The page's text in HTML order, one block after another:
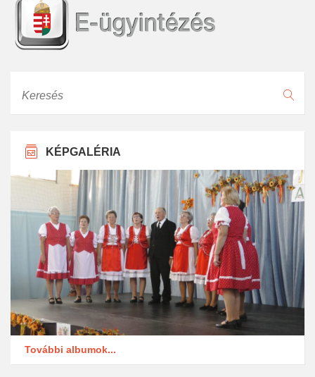
KÉPGALÉRIA
További albumok...